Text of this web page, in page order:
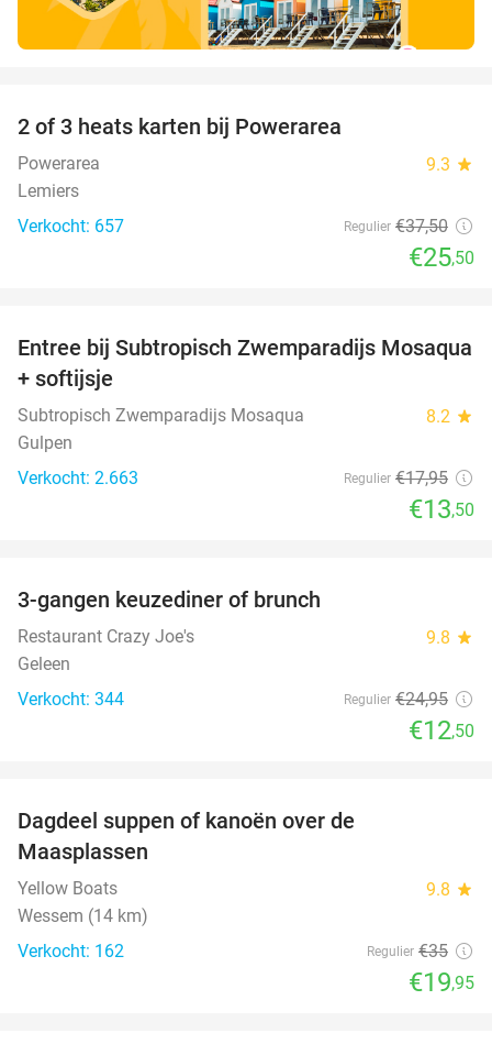
2 of 3 heats karten bij Powerarea
Powerarea 9.3 star
Lemiers
Verkocht: 657
Regulier €37,50
€25,50
25%
Entree bij Subtropisch Zwemparadijs Mosaqua
+ softijsje
Subtropisch Zwemparadijs Mosaqua 8.2 star
Gulpen
Verkocht: 2.663
Regulier €17,95
€13,50
3-gangen keuzediner of brunch
Restaurant Crazy Joe's 9.8 star
Geleen
Verkocht: 344
Regulier €24,95
€12,50
Dagdeel suppen of kanoën over de
Maasplassen
Yellow Boats 9.8 star
Wessem (14 km)
Verkocht: 162
Regulier €35
€19,95